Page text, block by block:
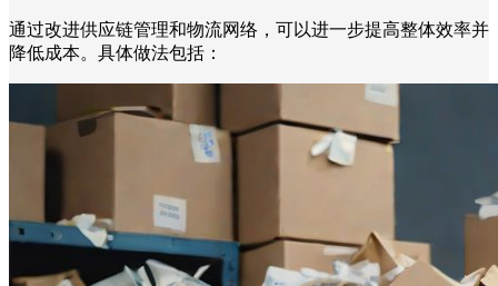
通过改进供应链管理和物流网络，可以进一步提高整体效率并
降低成本。具体做法包括：